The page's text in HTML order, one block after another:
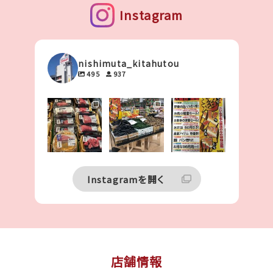
Instagram
nishimuta_kitahutou
495 937
本日はニシムタ
北ふ頭店にて
十勝和牛フェ
ア 🐃開催して
おります^_^...
本日1月7日
は、ニシムタ北
ふ頭店特別企
画超火曜市を
開催いたしま
す...
0
明日1月7日は
ニシムタ北ふ頭
店特別企画超
火曜市を開催
いたします
今年最初の食
鮮館の大売出
10
Instagramを開く
店舗情報